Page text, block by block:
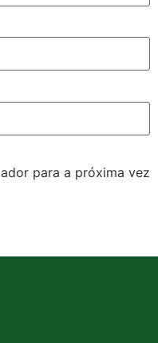
para a próxima vez